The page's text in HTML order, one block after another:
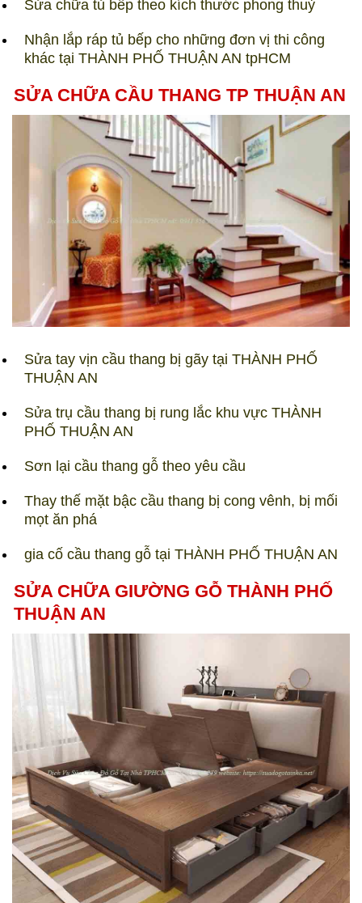
Sửa chữa tủ bếp theo kích thước phong thuỷ
Nhận lắp ráp tủ bếp cho những đơn vị thi công
khác tại THÀNH PHỐ THUẬN AN tpHCM​
SỬA CHỮA CẦU THANG TP THUẬN AN
Sửa tay vịn cầu thang bị gãy tại THÀNH PHỐ
THUẬN AN
Sửa trụ cầu thang bị rung lắc khu vực THÀNH
PHỐ THUẬN AN
Sơn lại cầu thang gỗ theo yêu cầu
Thay thế mặt bậc cầu thang bị cong vênh, bị mối
mọt ăn phá
gia cố cầu thang gỗ tại THÀNH PHỐ THUẬN AN​
SỬA CHỮA GIƯỜNG GỖ THÀNH PHỐ
THUẬN AN